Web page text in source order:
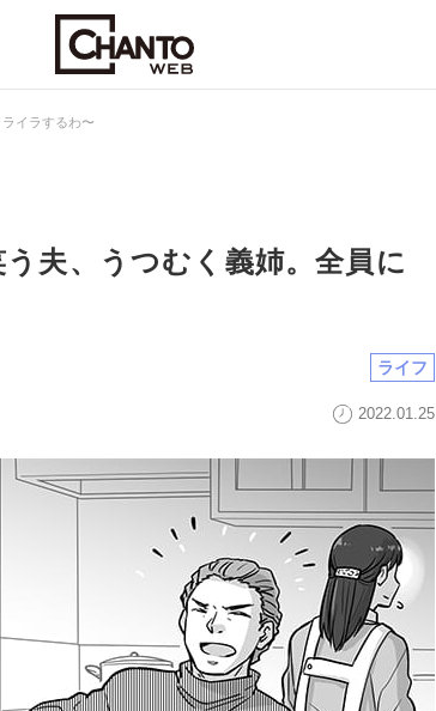
イラするわ〜
夫、うつむく義姉。全員に
ライフ
2022.01.25